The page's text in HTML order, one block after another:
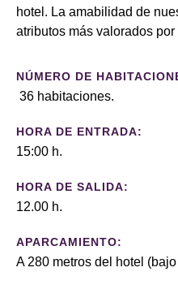
hotel. La amabilidad de
atributos más valorados
NÚMERO DE
36 habitaciones.
HORA DE ENTRADA:
15:00 h.
HORA DE SALIDA:
12.00 h.
APARCAMIENTO:
A 280 metros del hotel